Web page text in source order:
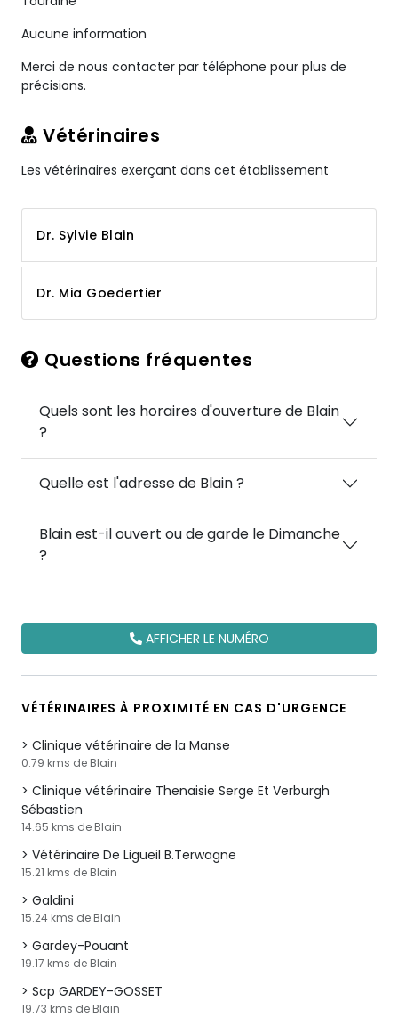
Aucune information
Merci de nous contacter par téléphone pour plus de
précisions.
Vétérinaires
Les vétérinaires exerçant dans cet établissement
Dr. Sylvie Blain
Dr. Mia Goedertier
Questions fréquentes
Quels sont les horaires d'ouverture de Blain
?
Quelle est l'adresse de Blain ?
Blain est-il ouvert ou de garde le Dimanche
?
AFFICHER LE NUMÉRO
VÉTÉRINAIRES À PROXIMITÉ EN CAS D'URGENCE
Clinique vétérinaire de la Manse
0.79 kms de Blain
Clinique vétérinaire Thenaisie Serge Et Verburgh
Sébastien
14.65 kms de Blain
Vétérinaire De Ligueil B.Terwagne
15.21 kms de Blain
Galdini
15.24 kms de Blain
Gardey-Pouant
19.17 kms de Blain
Scp GARDEY-GOSSET
19.73 kms de Blain